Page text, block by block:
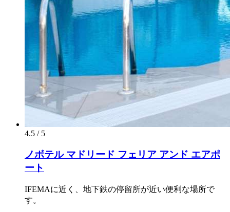
4.5 / 5
ノボテル マドリード フェリア アンド エアポ
ート
IFEMAに近く、地下鉄の停留所が近い便利な場所で
す。